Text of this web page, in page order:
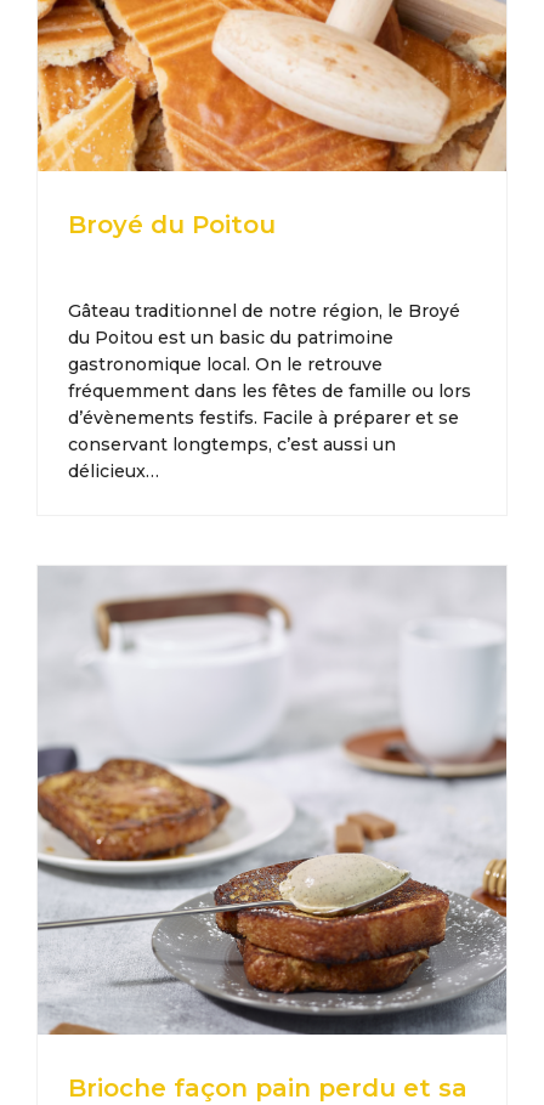
Broyé du Poitou
Gâteau traditionnel de notre région, le Broyé
du Poitou est un basic du patrimoine
gastronomique local. On le retrouve
fréquemment dans les fêtes de famille ou lors
d’évènements festifs. Facile à préparer et se
conservant longtemps, c’est aussi un
délicieux…
Brioche façon pain perdu et sa